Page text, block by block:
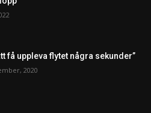
få uppleva flytet några sekunder”
2020